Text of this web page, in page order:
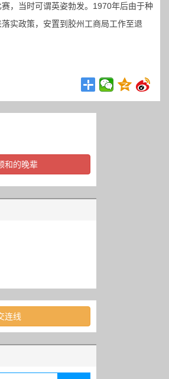
，当时可谓英姿勃发。1970年后由于种
实政策，安置到胶州工商局工作至退
和的晚辈
连线